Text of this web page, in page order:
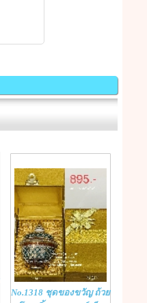
No.1318 ชุดของขวัญ ถ้วย